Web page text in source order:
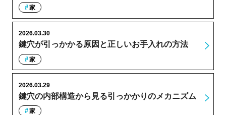
家
鍵穴が引っかかる原因と正しいお手入れの方法
2026.03.30
家
鍵穴の内部構造から見る引っかかりのメカニズム
2026.03.29
家